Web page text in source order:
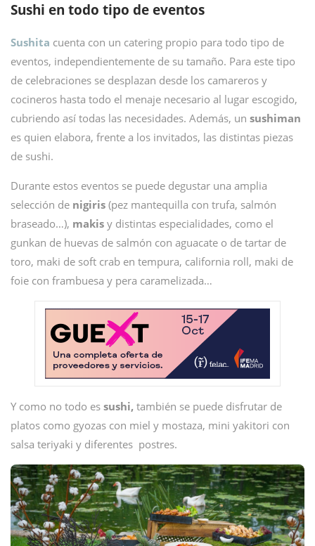
Sushi en todo tipo de eventos
Sushita cuenta con un catering propio para todo tipo de
eventos, independientemente de su tamaño. Para este tipo
de celebraciones se desplazan desde los camareros y
cocineros hasta todo el menaje necesario al lugar escogido,
cubriendo así todas las necesidades. Además, un sushiman
es quien elabora, frente a los invitados, las distintas piezas
de sushi.
Durante estos eventos se puede degustar una amplia
selección de nigiris (pez mantequilla con trufa, salmón
braseado…), makis y distintas especialidades, como el
gunkan de huevas de salmón con aguacate o de tartar de
toro, maki de soft crab en tempura, california roll, maki de
foie con frambuesa y pera caramelizada…
Y como no todo es sushi, también se puede disfrutar de
platos como gyozas con miel y mostaza, mini yakitori con
salsa teriyaki y diferentes postres.